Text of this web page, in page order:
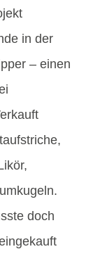
in der
– einen
doch